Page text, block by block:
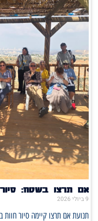
אם תרצו בשטח: סיור
9 ביולי 2026
תנועת אם תרצו קיימה סיור חוות